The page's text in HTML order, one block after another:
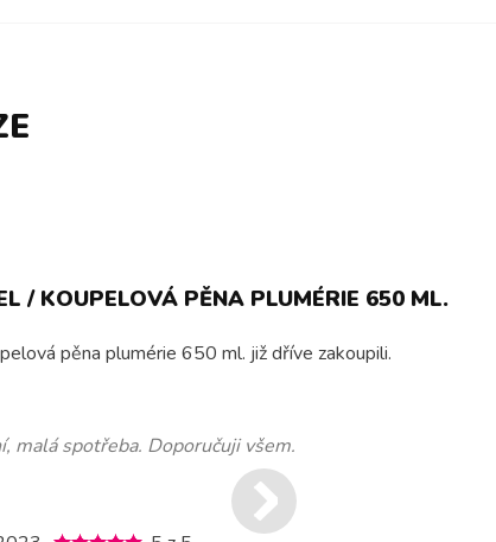
/ KOUPELOVÁ PĚNA PLUMÉRIE 650 ML.
pěna plumérie 650 ml. již dříve zakoupili.
malá spotřeba. Doporučuji všem.